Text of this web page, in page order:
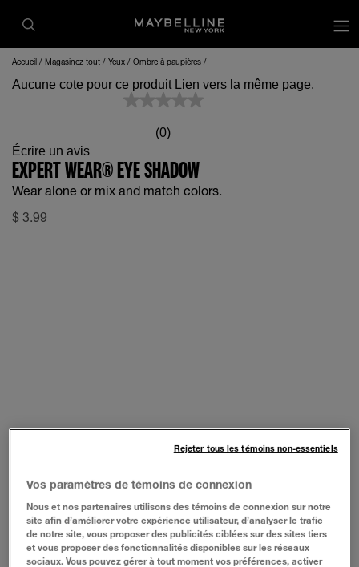
Accueil Magasinez tout Yeux Ombre à paupières
Aucune cote pour ce produit Lien vers la même page.
(0)
Écrire un avis
EXPERT WEAR® EYE SHADOW
Wear alone or mix and match colors.
$ 3.99
Vos paramètres de témoins de connexion
Nous et nos partenaires utilisons des témoins de connexion sur notre
site afin d’améliorer votre expérience utilisateur, d’analyser le trafic
de notre site, vous proposer des publicités ciblées sur des sites tiers
et vous proposer des fonctionnalités disponibles sur les réseaux
sociaux. Vous pouvez gérer à tout moment vos préférences, activer
Rejeter tous les témoins non-essentiels